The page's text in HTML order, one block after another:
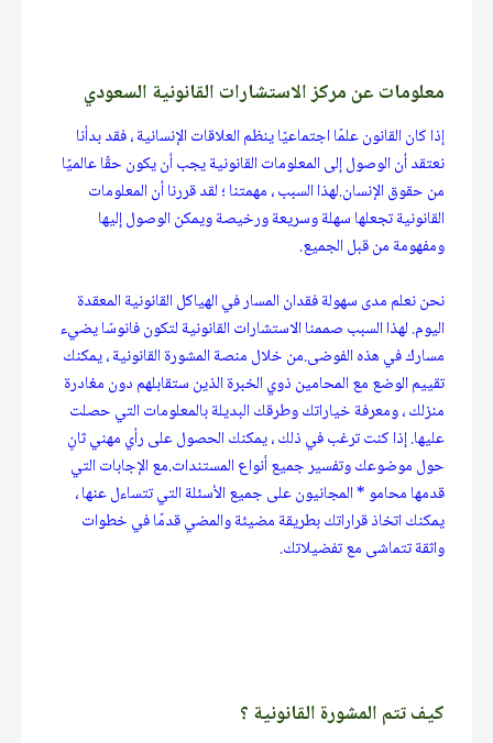
معلومات عن مركز الاستشارات القانونية السعودي
إذا كان القانون علمًا اجتماعيًا ينظم العلاقات الإنسانية ، فقد بدأنا
نعتقد أن الوصول إلى المعلومات القانونية يجب أن يكون حقًا عالميًا
من حقوق الإنسان.لهذا السبب ، مهمتنا ؛ لقد قررنا أن المعلومات
القانونية تجعلها سهلة وسريعة ورخيصة ويمكن الوصول إليها
ومفهومة من قبل الجميع.
نحن نعلم مدى سهولة فقدان المسار في الهياكل القانونية المعقدة
اليوم. لهذا السبب صممنا الاستشارات القانونية لتكون فانوسًا يضيء
مسارك في هذه الفوضى.من خلال منصة المشورة القانونية ، يمكنك
تقييم الوضع مع المحامين ذوي الخبرة الذين ستقابلهم دون مغادرة
منزلك ، ومعرفة خياراتك وطرقك البديلة بالمعلومات التي حصلت
عليها. إذا كنت ترغب في ذلك ، يمكنك الحصول على رأي مهني ثانٍ
حول موضوعك وتفسير جميع أنواع المستندات.مع الإجابات التي
قدمها محامو * المجانيون على جميع الأسئلة التي تتساءل عنها ،
يمكنك اتخاذ قراراتك بطريقة مضيئة والمضي قدمًا في خطوات
واثقة تتماشى مع تفضيلاتك.
كيف تتم المشورة القانونية ؟